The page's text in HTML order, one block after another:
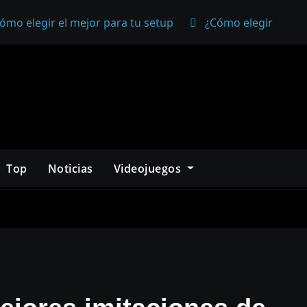
elegir el mejor para tu setup ¿Cómo elegir un
Top Noticias Videojuegos